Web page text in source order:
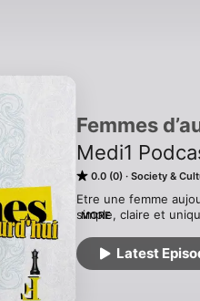
Femmes
Medi1
0.0 (0) Society &
Etre une femme
simple, claire et
également pluriels.
célèbre ce RDV
MORE
Latest